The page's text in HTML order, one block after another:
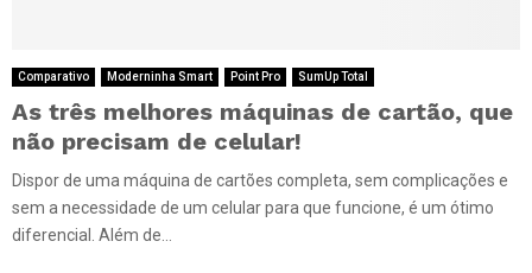
Comparativo Moderninha Smart Point Pro SumUp Total
As três melhores máquinas de cartão, que
não precisam de celular!
Dispor de uma máquina de cartões completa, sem complicações e
sem a necessidade de um celular para que funcione, é um ótimo
diferencial. Além de...